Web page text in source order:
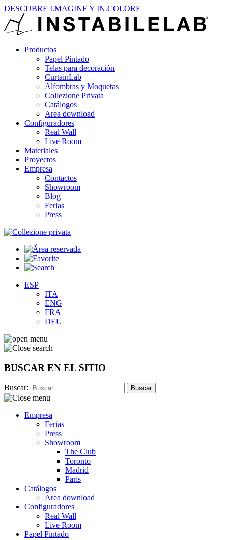
DESCUBRE I.MAGINE Y IN.COLORE
Productos
Papel Pintado
Telas para decoración
CurtainLab
Alfombras y Moquetas
Collezione Privata
Catálogos
Area download
Configuradores
Real Wall
Live Room
Materiales
Proyectos
Empresa
Contactos
Showroom
Blog
Ferias
Press
ESP
ITA
ENG
FRA
DEU
BUSCAR EN EL SITIO
Buscar:
Empresa
Ferias
Press
Showroom
The Club
Toronto
Madrid
París
Catálogos
Area download
Configuradores
Real Wall
Live Room
Papel Pintado